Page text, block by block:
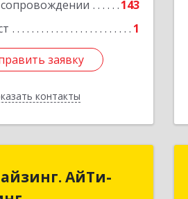
143
1
заявку
контакты
заявку
Назад
АйТи-
АйТи-
Консалтинг